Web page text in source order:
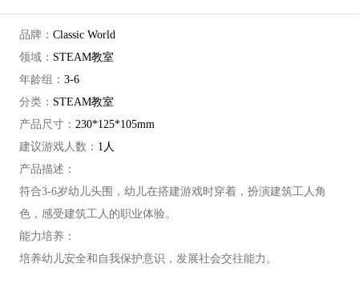
品牌： Classic World
领域： STEAM教室
年龄组： 3-6
分类： STEAM教室
产品尺寸： 230*125*105mm
建议游戏人数： 1人
产品描述：
符合3-6岁幼儿头围，幼儿在搭建游戏时穿着，扮演建筑工人角
色，感受建筑工人的职业体验。
能力培养：
培养幼儿安全和自我保护意识，发展社会交往能力。